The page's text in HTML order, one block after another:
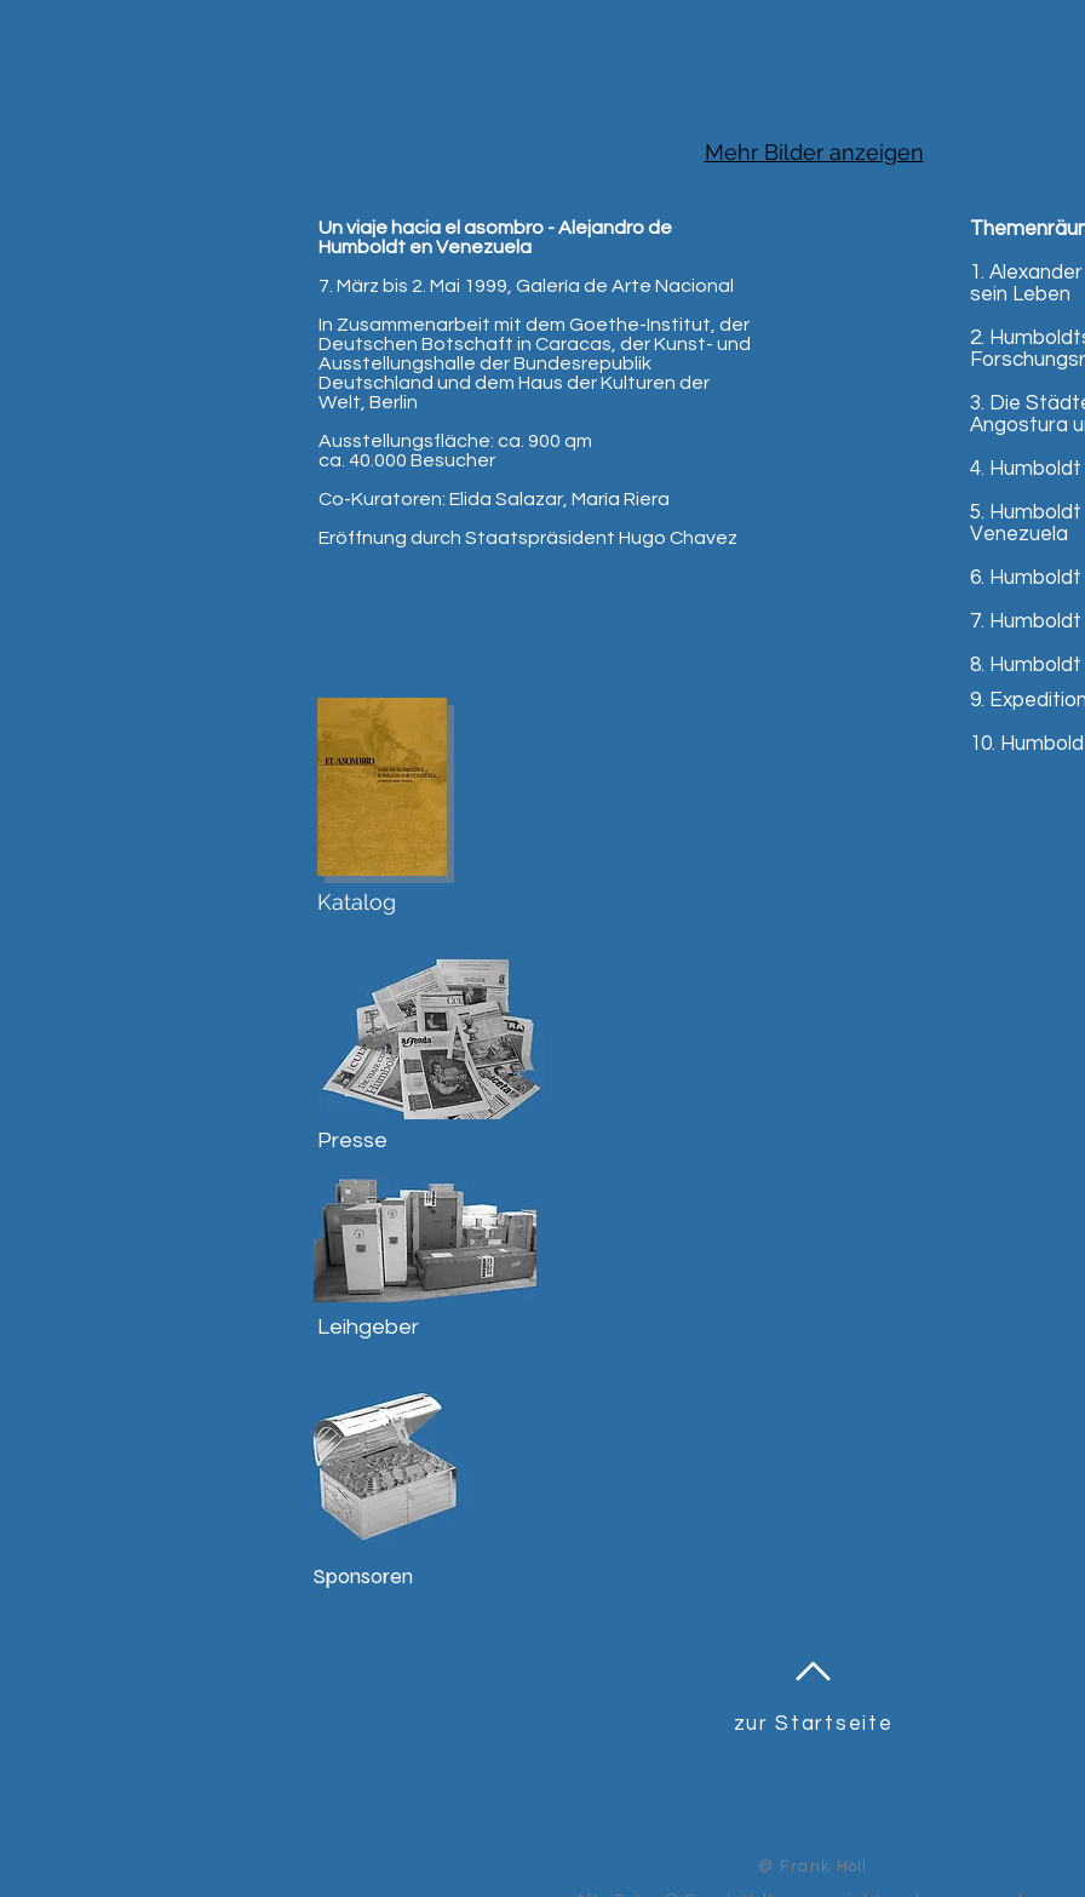
Mehr Bilder anzeigen
Un viaje hacia el asombro - Alejandro de
Humboldt en Venezuela
7. März bis 2. Mai 1999, Galería de Arte Nacional
In Zusammenarbeit mit dem Goethe-Institut, der
Deutschen Botschaft in Caracas, der Kunst- und
Ausstellungshalle der Bundesrepu­blik
Deutschland und dem Haus der Kulturen der
Welt, Berlin
Ausstellungsfläche: ca. 900 qm
ca. 40.000 Besucher
Co-Kuratoren: Elida Salazar, María Riera
Eröffnung durch Staatspräsident Hugo Chavez
1.
sein Leben
2.
3. Die
Angostura
4.
5.
Venezuela
6.
7.
8.
9.
10.
Katalog
Presse
Leihgeber
Sponsoren
zur Startseite
@ Frank Holl